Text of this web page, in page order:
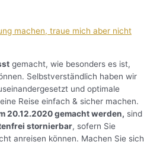
machen, traue mich aber nicht
gemacht, wie besonders es ist,
Selbstverständlich haben wir
und optimale
Reise einfach & sicher machen.
20.12.2020 gemacht werden, sind
stornierbar, sofern Sie
anreisen können. Machen Sie sich